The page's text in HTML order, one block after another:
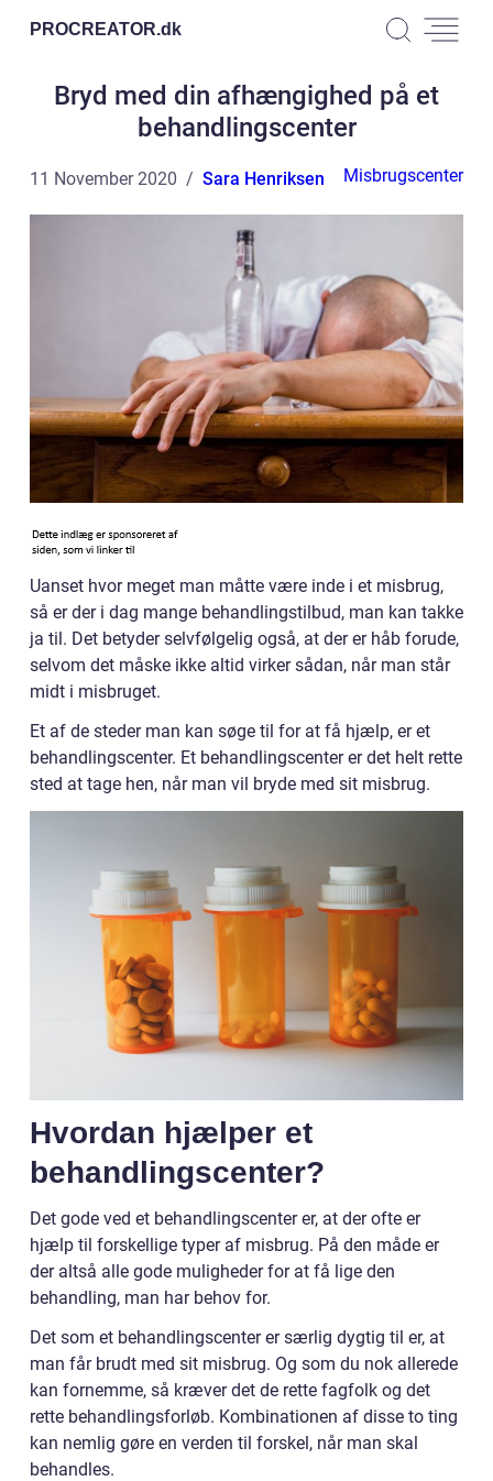
PROCREATOR.dk
Bryd med din afhængighed på et
behandlingscenter
11 November 2020 Sara Henriksen Misbrugscenter
Uanset hvor meget man måtte være inde i et misbrug,
så er der i dag mange behandlingstilbud, man kan takke
ja til. Det betyder selvfølgelig også, at der er håb forude,
selvom det måske ikke altid virker sådan, når man står
midt i misbruget.
Et af de steder man kan søge til for at få hjælp, er et
behandlingscenter. Et behandlingscenter er det helt rette
sted at tage hen, når man vil bryde med sit misbrug.
Hvordan hjælper et
behandlingscenter?
Det gode ved et behandlingscenter er, at der ofte er
hjælp til forskellige typer af misbrug. På den måde er
der altså alle gode muligheder for at få lige den
behandling, man har behov for.
Det som et behandlingscenter er særlig dygtig til er, at
man får brudt med sit misbrug. Og som du nok allerede
kan fornemme, så kræver det de rette fagfolk og det
rette behandlingsforløb. Kombinationen af disse to ting
kan nemlig gøre en verden til forskel, når man skal
behandles.